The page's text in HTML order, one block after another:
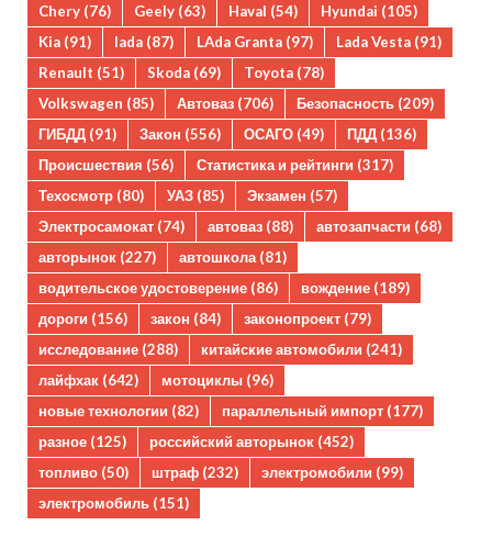
Chery (76) Geely (63) Haval (54) Hyundai (105)
Kia (91) lada (87) LAda Granta (97) Lada Vesta (91)
Renault (51) Skoda (69) Toyota (78)
Volkswagen (85) Автоваз (706) Безопасность (209)
ГИБДД (91) Закон (556) ОСАГО (49) ПДД (136)
Происшествия (56) Статистика и рейтинги (317)
Техосмотр (80) УАЗ (85) Экзамен (57)
Электросамокат (74) автоваз (88) автозапчасти (68)
авторынок (227) автошкола (81)
водительское удостоверение (86) вождение (189)
дороги (156) закон (84) законопроект (79)
исследование (288) китайские автомобили (241)
лайфхак (642) мотоциклы (96)
новые технологии (82) параллельный импорт (177)
разное (125) российский авторынок (452)
топливо (50) штраф (232) электромобили (99)
электромобиль (151)